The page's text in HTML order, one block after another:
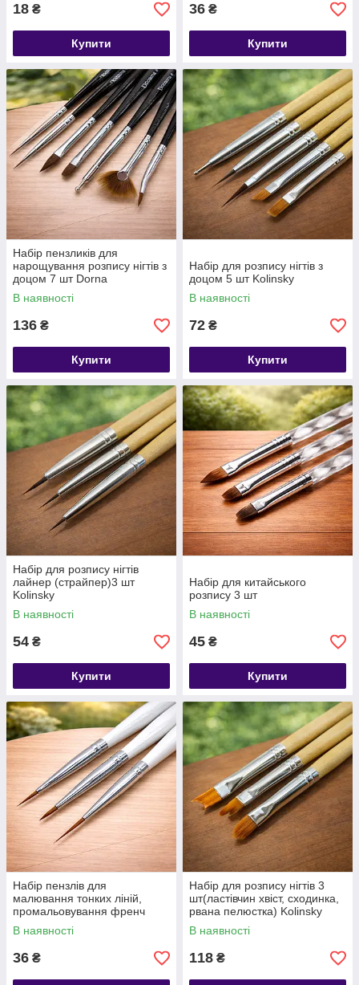
18 ₴
Купити
36 ₴
Купити
Набір пензликів для
нарощування розпису нігтів з
доцом 7 шт Dorna
В наявності
136 ₴
Купити
Набір для розпису нігтів з
доцом 5 шт Kolinsky
В наявності
72 ₴
Купити
Набір для розпису нігтів
лайнер (страйпер)3 шт
Kolinsky
В наявності
54 ₴
Купити
Набір для китайського
розпису 3 шт
В наявності
45 ₴
Купити
Набір пензлів для
малювання тонких ліній,
промальовування френч
посмішки 3 шт Dorna
В наявності
36 ₴
Набір для розпису нігтів 3
шт(ластівчин хвіст, сходинка,
рвана пелюстка) Kolinsky
В наявності
118 ₴